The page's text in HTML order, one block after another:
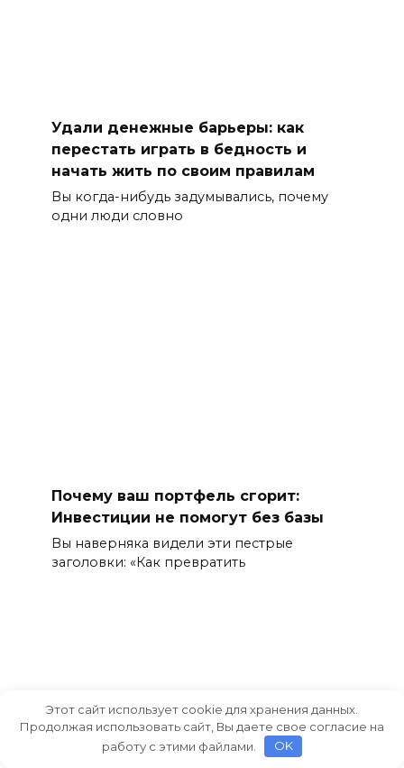
Удали денежные барьеры: как
перестать играть в бедность и
начать жить по своим правилам
Вы когда-нибудь задумывались, почему
одни люди словно
Почему ваш портфель сгорит:
Инвестиции не помогут без базы
Вы наверняка видели эти пестрые
заголовки: «Как превратить
Этот сайт использует cookie для хранения данных.
Продолжая использовать сайт, Вы даете свое согласие на
работу с этими файлами.
OK